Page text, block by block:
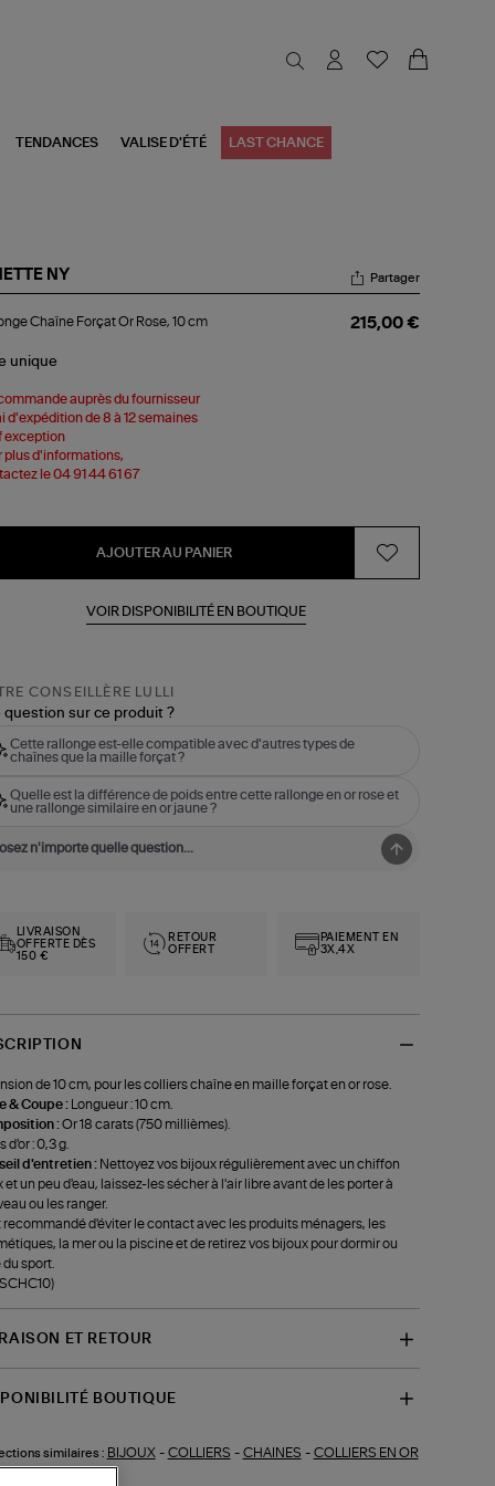
TENDANCES VALISE D'ÉTÉ LAST CHANCE
NY Partager
Chaîne Forçat Or Rose, 10 cm 215,00 €
unique
auprès du fournisseur
d'expédition de 8 à 12 semaines
exception
plus d'informations,
le 04 91 44 61 67
AJOUTER AU PANIER
VOIR DISPONIBILITÉ EN BOUTIQUE
CONSEILLÈRE LULLI
question sur ce produit ?
Cette rallonge est-elle compatible avec d'autres types de
chaînes que la maille forçat ?
Quelle est la différence de poids entre cette rallonge en or rose et
une rallonge similaire en or jaune ?
LIVRAISON
OFFERTE DÈS
150 €
RETOUR
OFFERT
PAIEMENT EN
3X,4X
de 10 cm, pour les colliers chaîne en maille forçat en or rose.
& Coupe :
Longueur : 10 cm.
:Or 18 carats (750 millièmes).
d'or : 0,3 g.
d'entretien : Nettoyez vos bijoux régulièrement avec un chiffon
et un peu d'eau, laissez-les sécher à l'air libre avant de les porter à
ou les ranger.
recommandé d'éviter le contact avec les produits ménagers, les
la mer ou la piscine et de retirez vos bijoux pour dormir ou
sport.
ET RETOUR
BOUTIQUE
similaires : BIJOUX- COLLIERS - CHAINES - COLLIERS EN OR